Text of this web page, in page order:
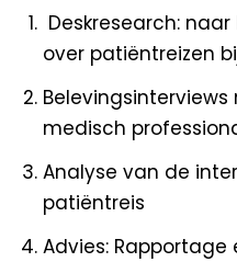
Deskresearch:
over patiëntreizen
medisch
Analyse van de
patiëntreis
Advies: